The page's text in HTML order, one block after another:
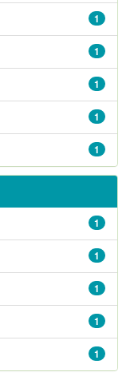
1
1
1
1
1
1
1
1
1
1